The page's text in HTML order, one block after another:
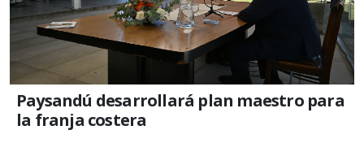
Paysandú desarrollará plan maestro para
la franja costera